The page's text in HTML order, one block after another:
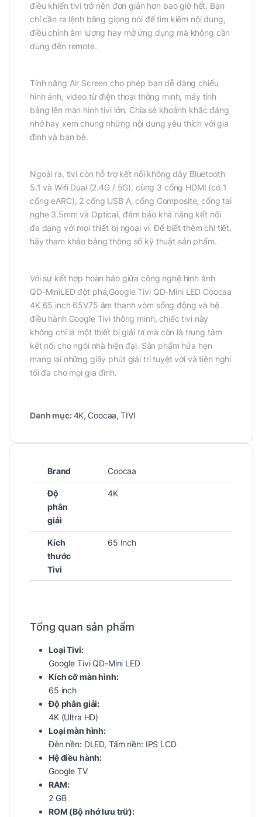
điều khiển tivi trở nên đơn giản hơn bao giờ hết. Bạn
chỉ cần ra lệnh bằng giọng nói để tìm kiếm nội dung,
điều chỉnh âm lượng hay mở ứng dụng mà không cần
dùng đến remote.
Tính năng Air Screen cho phép bạn dễ dàng chiếu
hình ảnh, video từ điện thoại thông minh, máy tính
bảng lên màn hình tivi lớn. Chia sẻ khoảnh khắc đáng
nhớ hay xem chung những nội dung yêu thích với gia
đình và bạn bè.
Ngoài ra, tivi còn hỗ trợ kết nối không dây Bluetooth
5.1 và Wifi Dual (2.4G / 5G), cùng 3 cổng HDMI (có 1
cổng eARC), 2 cổng USB A, cổng Composite, cổng tai
nghe 3.5mm và Optical, đảm bảo khả năng kết nối
đa dạng với mọi thiết bị ngoại vi. Để biết thêm chi tiết,
hãy tham khảo bảng thông số kỹ thuật sản phẩm.
Với sự kết hợp hoàn hảo giữa công nghệ hình ảnh
QD-MiniLED đột phá,Google Tivi QD-Mini LED Coocaa
4K 65 inch 65V75 âm thanh vòm sống động và hệ
điều hành Google Tivi thông minh, chiếc tivi này
không chỉ là một thiết bị giải trí mà còn là trung tâm
kết nối cho ngôi nhà hiện đại. Sản phẩm hứa hẹn
mang lại những giây phút giải trí tuyệt vời và tiện nghi
tối đa cho mọi gia đình.
Danh mục:4K,Coocaa, TIVI
Brand Coocaa
Độ
phân
giải
4K
Kích
thước
Tivi
65 Inch
Tổng quan sản phẩm
Loại Tivi:
Google Tivi QD-Mini LED
Kích cỡ màn hình:
65 inch
Độ phân giải:
4K (Ultra HD)
Loại màn hình:
Đèn nền: DLED, Tấm nền: IPS LCD
Hệ điều hành:
Google TV
RAM:
2 GB
ROM (Bộ nhớ lưu trữ):